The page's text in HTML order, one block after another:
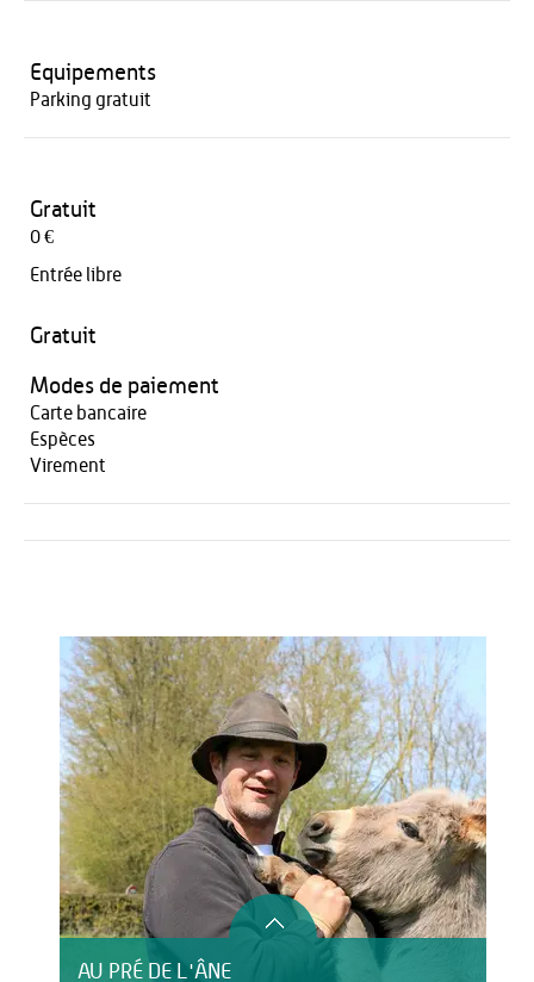
Equipements
Parking gratuit
Gratuit
0 €
Entrée libre
Gratuit
Modes de paiement
Carte bancaire
Espèces
Virement
AU PRÉ DE L'ÂNE